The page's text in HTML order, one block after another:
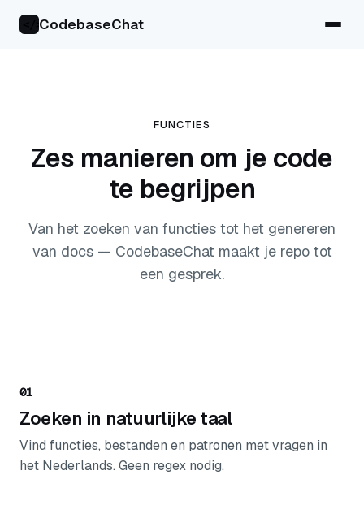
</>CodebaseChat
FUNCTIES
Zes manieren om je code
te begrijpen
Van het zoeken van functies tot het genereren
van docs — CodebaseChat maakt je repo tot
een gesprek.
01
Zoeken in natuurlijke taal
Vind functies, bestanden en patronen met vragen in
het Nederlands. Geen regex nodig.